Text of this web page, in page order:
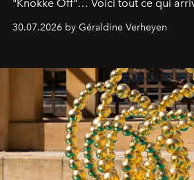
"Knokke Off"… Voici tout ce qui
plateformes de streaming en août
30.07.2026 by Géraldine Verheyen